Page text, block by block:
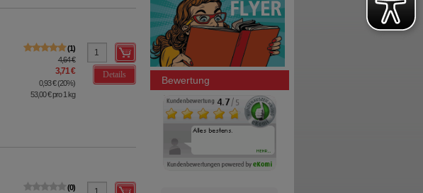
1
4,64 €
3,71 €
0,93 €(20%)
53,00 €pro 1 kg
Details
0
Bewertung